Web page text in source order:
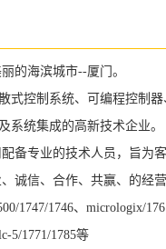
的海滨城市--厦门。
式控制系统、可编程控制
系统集成的高新技术企业。
备专业的技术人员，旨为
诚信、合作、共赢、的经
1747/1746、micrologix/
5/1771/1785等